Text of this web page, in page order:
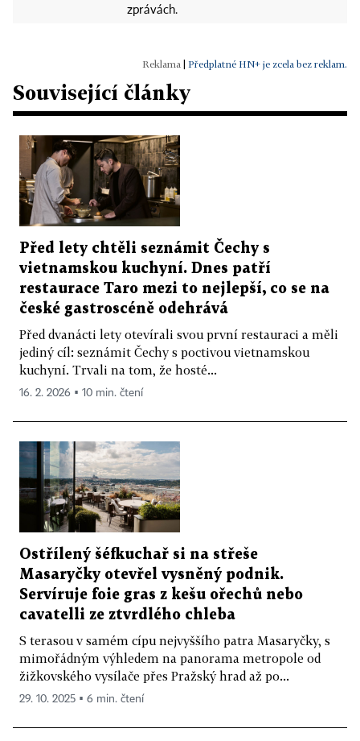
zprávách.
Předplatné HN+ je zcela bez reklam.
Související články
Před lety chtěli seznámit Čechy s
vietnamskou kuchyní. Dnes patří
restaurace Taro mezi to nejlepší, co se na
české gastroscéně odehrává
Před dvanácti lety otevírali svou první restauraci a měli
jediný cíl: seznámit Čechy s poctivou vietnamskou
kuchyní. Trvali na tom, že hosté...
16. 2. 2026 ▪ 10 min. čtení
Ostřílený šéfkuchař si na střeše
Masaryčky otevřel vysněný podnik.
Servíruje foie gras z kešu ořechů nebo
cavatelli ze ztvrdlého chleba
S terasou v samém cípu nejvyššího patra Masaryčky, s
mimořádným výhledem na panorama metropole od
žižkovského vysílače přes Pražský hrad až po...
29. 10. 2025 ▪ 6 min. čtení